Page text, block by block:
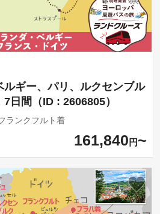
ルギー、パリ、ルクセンブル
日間（ID : 2606805）
ランクフルト着
161,840 円